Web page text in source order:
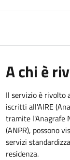
A chi è
Il servizio è rivolto
iscritti all'AIRE
tramite l'Anagrafe
(ANPR), possono
servizi
residenza.